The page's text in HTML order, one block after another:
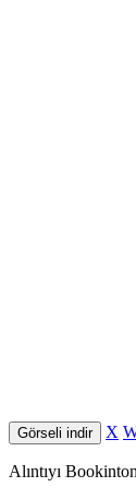
Görseli indir X
Alıntıyı